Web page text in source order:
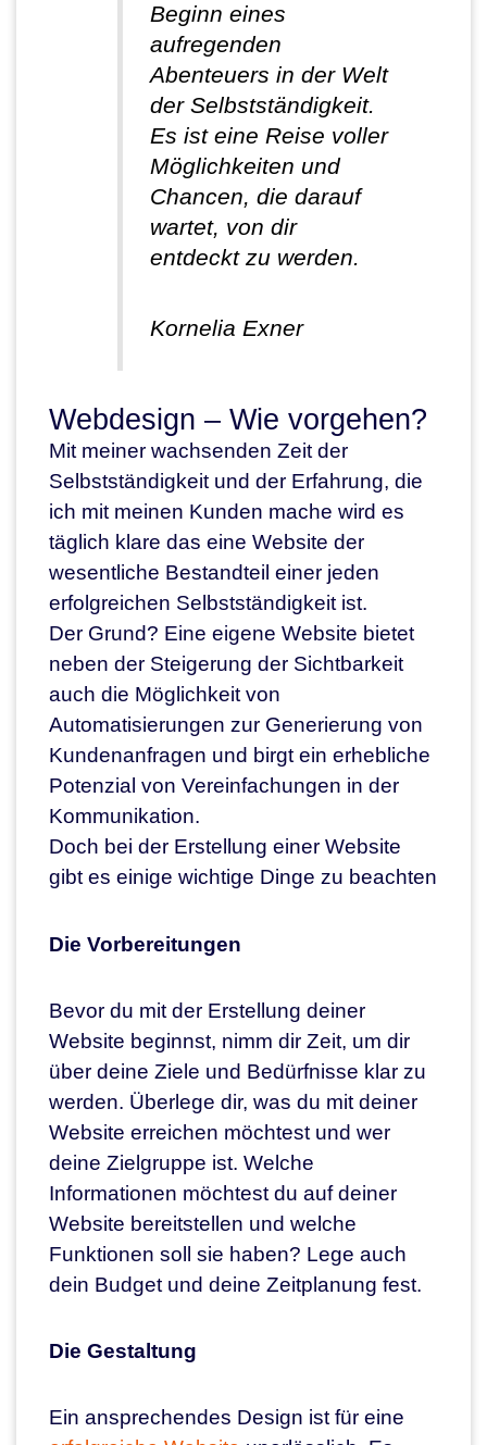
Beginn eines
aufregenden
Abenteuers in der Welt
der Selbstständigkeit.
Es ist eine Reise voller
Möglichkeiten und
Chancen, die darauf
wartet, von dir
entdeckt zu werden.
Kornelia Exner
Webdesign – Wie vorgehen?
Mit meiner wachsenden Zeit der
Selbstständigkeit und der Erfahrung, die
ich mit meinen Kunden mache wird es
täglich klare das eine Website der
wesentliche Bestandteil einer jeden
erfolgreichen Selbstständigkeit ist.
Der Grund? Eine eigene Website bietet
neben der Steigerung der Sichtbarkeit
auch die Möglichkeit von
Automatisierungen zur Generierung von
Kundenanfragen und birgt ein erhebliche
Potenzial von Vereinfachungen in der
Kommunikation.
Doch bei der Erstellung einer Website
gibt es einige wichtige Dinge zu beachten
Die Vorbereitungen
Bevor du mit der Erstellung deiner
Website beginnst, nimm dir Zeit, um dir
über deine Ziele und Bedürfnisse klar zu
werden. Überlege dir, was du mit deiner
Website erreichen möchtest und wer
deine Zielgruppe ist. Welche
Informationen möchtest du auf deiner
Website bereitstellen und welche
Funktionen soll sie haben? Lege auch
dein Budget und deine Zeitplanung fest.
Die Gestaltung
Ein ansprechendes Design ist für eine